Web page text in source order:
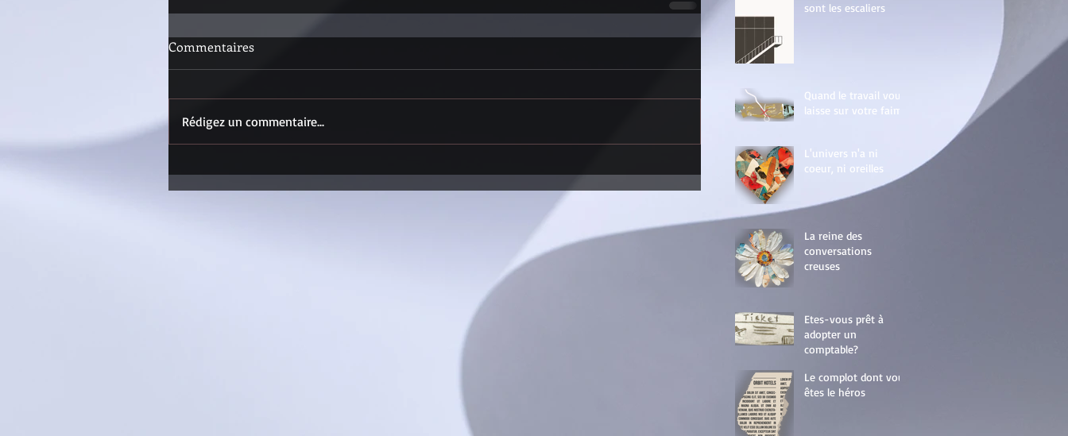
Commentaires
Rédigez un commentaire...
sont les escaliers
Quand le travail vous
laisse sur votre faim
L'univers n'a ni
coeur, ni oreilles
La reine des
conversations
creuses
Etes-vous prêt à
adopter un
comptable?
Le complot dont vous
êtes le héros